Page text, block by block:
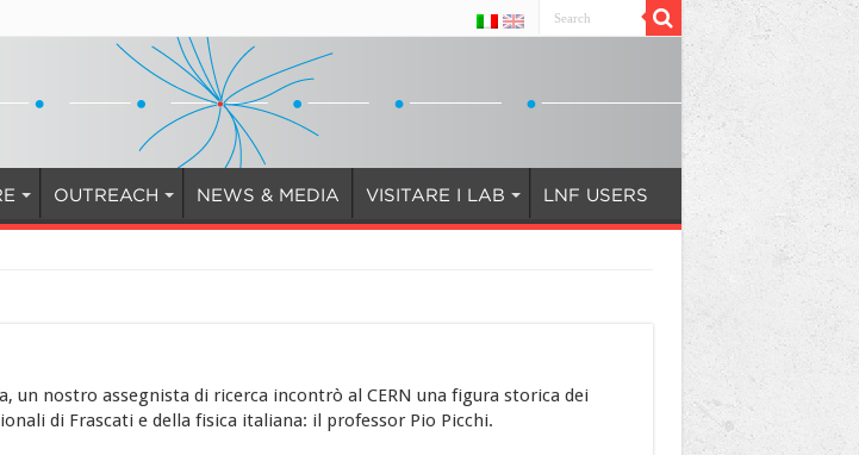
OUTREACH NEWS & MEDIA VISITARE I LAB LNF USERS
un nostro assegnista di ricerca incontrò al CERN una figura storica dei
di Frascati e della fisica italiana: il professor Pio Picchi.